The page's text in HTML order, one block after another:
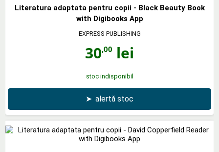
Literatura adaptata pentru copii - Black Beauty Book
with Digibooks App
EXPRESS PUBLISHING
30,00 lei
stoc indisponibil
➤ alertă stoc